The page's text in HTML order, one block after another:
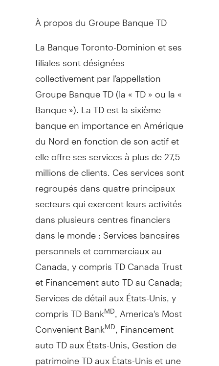
À propos du Groupe Banque TD
La Banque Toronto-Dominion et ses
filiales sont désignées
collectivement par l'appellation
Groupe Banque TD (la « TD » ou la «
Banque »). La TD est la sixième
banque en importance en Amérique
du Nord en fonction de son actif et
elle offre ses services à plus de 27,5
millions de clients. Ces services sont
regroupés dans quatre principaux
secteurs qui exercent leurs activités
dans plusieurs centres financiers
dans le monde : Services bancaires
personnels et commerciaux au
Canada , y compris TD Canada Trust
et Financement auto TD au Canada;
Services de détail aux États-Unis, y
compris TD BankMD , America's Most
Convenient BankMD , Financement
auto TD aux États-Unis, Gestion de
patrimoine TD aux États-Unis et une